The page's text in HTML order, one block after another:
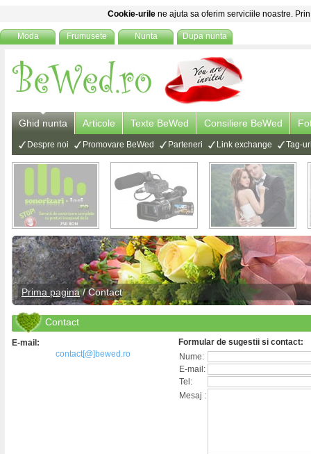
Cookie-urile ne ajuta sa oferim serviciile noastre.
Moda Frumusete Nunta Dupa nunta
Ghid nunta Articole Texte BeWed Consiliere BeWed
Despre noi Promovare BeWed Parteneri Link exchange Tag-
Prima pagina/Contact
Contact
E-mail:
contact[@]bewed.ro
Formular de sugestii si contact:
Nume:
E-mail:
Tel:
Mesaj :